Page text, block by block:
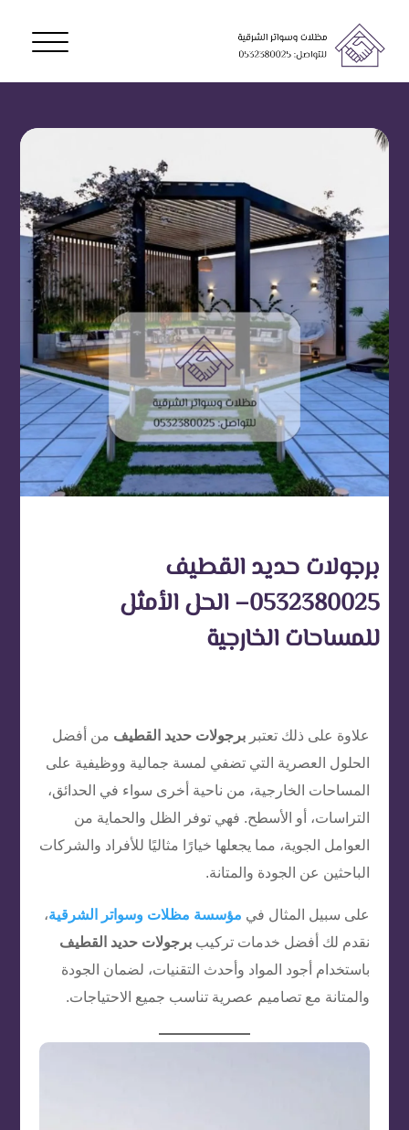
برجولات حديد القطيف
0532380025– الحل الأمثل
للمساحات الخارجية
علاوة على ذلك تعتبر برجولات حديد القطيف من أفضل
الحلول العصرية التي تضفي لمسة جمالية ووظيفية على
المساحات الخارجية، من ناحية أخرى سواء في الحدائق،
التراسات، أو الأسطح. فهي توفر الظل والحماية من
العوامل الجوية، مما يجعلها خيارًا مثاليًا للأفراد والشركات
الباحثين عن الجودة والمتانة.
على سبيل المثال في مؤسسة مظلات وسواتر الشرقية،
نقدم لك أفضل خدمات تركيب برجولات حديد القطيف
باستخدام أجود المواد وأحدث التقنيات، لضمان الجودة
والمتانة مع تصاميم عصرية تناسب جميع الاحتياجات.